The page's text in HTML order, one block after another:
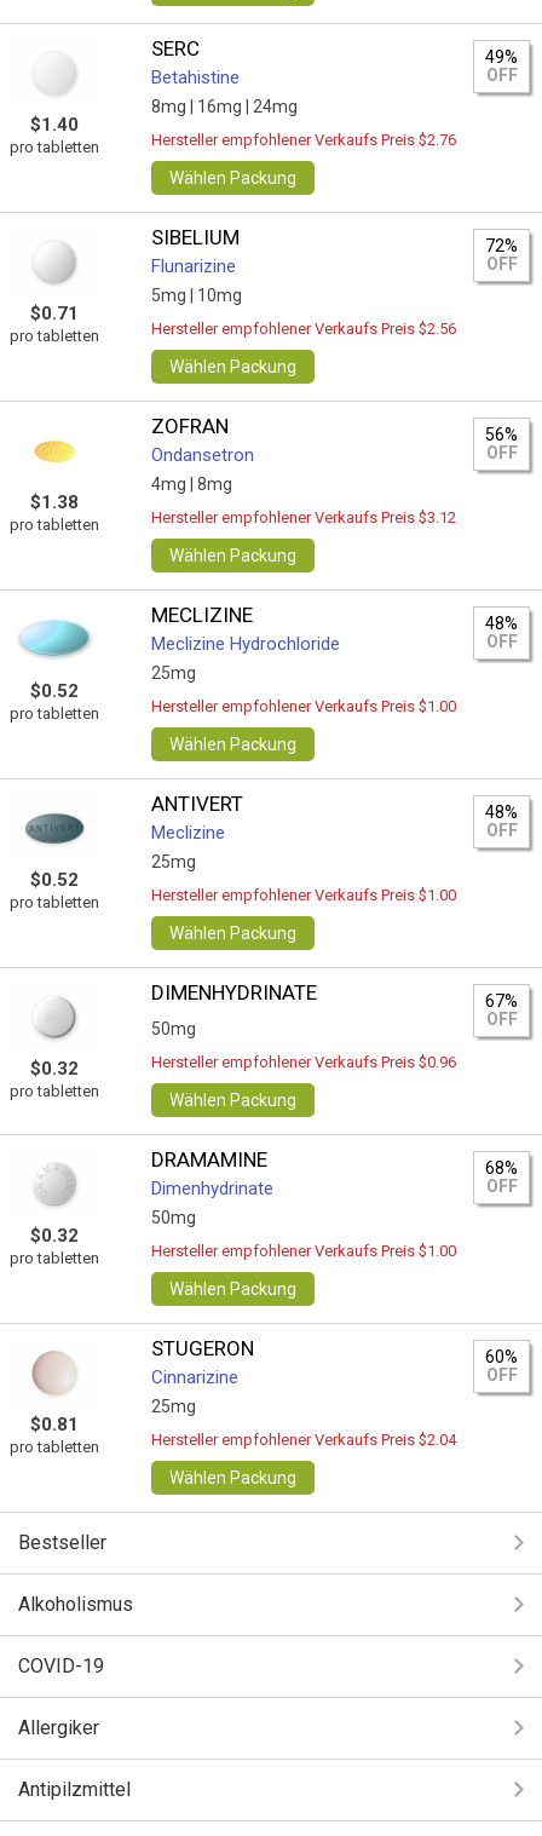
$1.40
pro tabletten
SERC
Betahistine
8mg | 16mg | 24mg
49%
OFF
Hersteller empfohlener Verkaufs Preis $2.76
Wählen Packung
$0.71
pro tabletten
SIBELIUM
Flunarizine
5mg | 10mg
72%
OFF
Hersteller empfohlener Verkaufs Preis $2.56
Wählen Packung
$1.38
pro tabletten
ZOFRAN
Ondansetron
4mg | 8mg
56%
OFF
Hersteller empfohlener Verkaufs Preis $3.12
Wählen Packung
$0.52
pro tabletten
MECLIZINE
Meclizine Hydrochloride
25mg
48%
OFF
Hersteller empfohlener Verkaufs Preis $1.00
Wählen Packung
$0.52
pro tabletten
ANTIVERT
Meclizine
25mg
48%
OFF
Hersteller empfohlener Verkaufs Preis $1.00
Wählen Packung
$0.32
pro tabletten
DIMENHYDRINATE
50mg
67%
OFF
Hersteller empfohlener Verkaufs Preis $0.96
Wählen Packung
$0.32
pro tabletten
DRAMAMINE
Dimenhydrinate
50mg
68%
OFF
Hersteller empfohlener Verkaufs Preis $1.00
Wählen Packung
$0.81
pro tabletten
STUGERON
Cinnarizine
25mg
60%
OFF
Hersteller empfohlener Verkaufs Preis $2.04
Wählen Packung
Bestseller
Alkoholismus
COVID-19
Allergiker
Antipilzmittel